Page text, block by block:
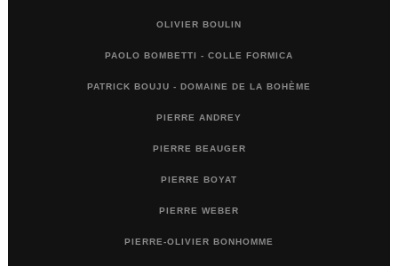
OLIVIER BOULIN
PAOLO BOMBETTI - COLLE FORMICA
PATRICK BOUJU - DOMAINE DE LA BOHÈME
PIERRE ANDREY
PIERRE BEAUGER
PIERRE BOYAT
PIERRE WEBER
PIERRE-OLIVIER BONHOMME